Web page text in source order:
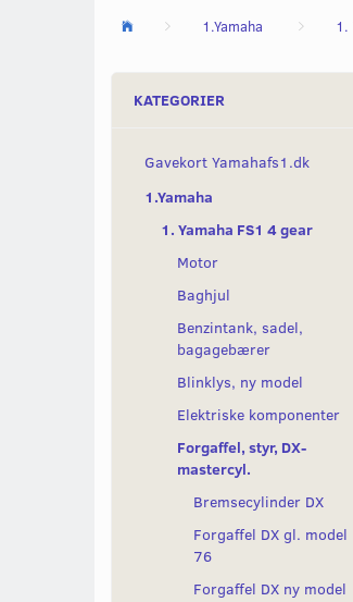
1.Yamaha 1.
KATEGORIER
Gavekort Yamahafs1.dk
1.Yamaha
1. Yamaha FS1 4 gear
Motor
Baghjul
Benzintank, sadel,
bagagebærer
Blinklys, ny model
Elektriske komponenter
Forgaffel, styr, DX-
mastercyl.
Bremsecylinder DX
Forgaffel DX gl. model
76
Forgaffel DX ny model